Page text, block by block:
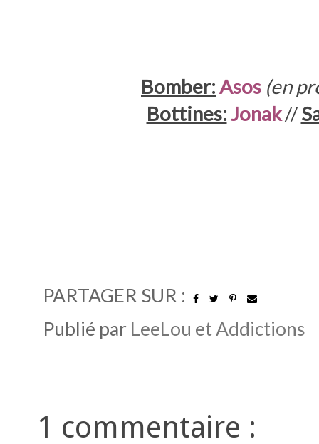
Bomber:Asos (en
Bottines:Jonak//
PARTAGER SUR :
Publié par LeeLou et Addictions
1 commentaire :